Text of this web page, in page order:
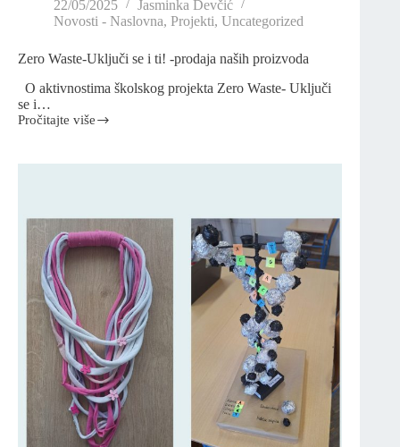
22/05/2025
Jasminka Devčić
Novosti - Naslovna, Projekti, Uncategorized
Zero Waste-Uključi se i ti! -prodaja naših proizvoda
O aktivnostima školskog projekta Zero Waste- Uključi
se i…
Pročitajte više